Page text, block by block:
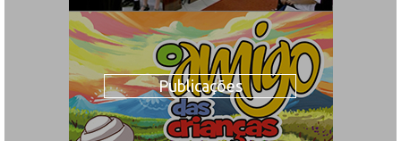
Publicações